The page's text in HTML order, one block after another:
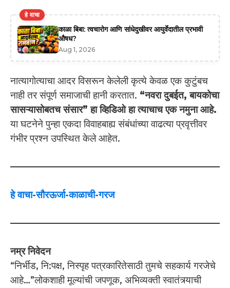
हे वाचा
काळा बिबा: त्वचारोग आणि सांधेदुखीवर आयुर्वेदातील प्रभावी
औषध?
Aug 1, 2026
नात्यागोत्याचा आदर विसरून केलेली कृत्ये केवळ एक कुटुंबच
नाही तर संपूर्ण समाजाची हानी करतात. “नवरा दुबईत, बायकोचा
सासऱ्यासोबतच संसार” हा व्हिडिओ हा त्याचाच एक नमुना आहे.
या घटनेने पुन्हा एकदा विवाहबाह्य संबंधांच्या वाढत्या प्रवृत्तीवर
गंभीर प्रश्न उपस्थित केले आहेत.
हे वाचा-सौरऊर्जा-काळाची-गरज
नम्र निवेदन
“निर्भीड, नि:पक्ष, निस्पृह पत्रकारितेसाठी तुमचे सहकार्य गरजेचे
आहे…”लोकशाही मूल्यांची जपणूक, अभिव्यक्ती स्वातंत्र्याची